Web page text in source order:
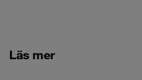
Läs mer